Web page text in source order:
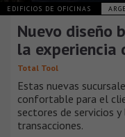
EDIFICIOS DE OFICINAS
Nuevo diseño
la experiencia
Total Tool
Estas nuevas
confortable para el
sectores de servicios
transacciones.